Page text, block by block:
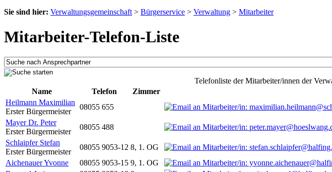
Sie sind hier: Verwaltungsgemeinschaft > Bürgerservice > Verwaltung > Mitarbeiter
Mitarbeiter-Telefon-Liste
Telefonliste der Mitarbeiter/innen der
Name
Telefon Zimmer
Heilmann Maximilian
Erster Bürgermeister
08055 655
Mayer Dr. Peter
Erster Bürgermeister
08055 488
Schlaipfer Stefan
Erster Bürgermeister
08055 9053-12 8, 1. OG
Aichenauer Yvonne
08055 9053-15 9, 1. OG